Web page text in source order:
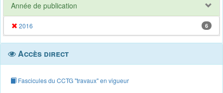
Année de publication
2016 6
Accès direct
Fascicules du CCTG "travaux" en vigueur